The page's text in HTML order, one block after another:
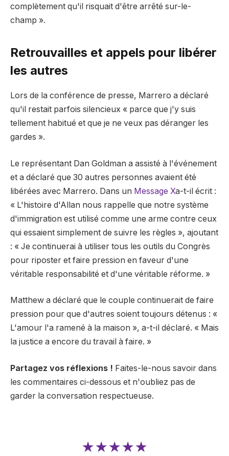
complètement qu'il risquait d'être arrêté sur-le-
champ ».
Retrouvailles et appels pour libérer
les autres
Lors de la conférence de presse, Marrero a déclaré
qu'il restait parfois silencieux « parce que j'y suis
tellement habitué et que je ne veux pas déranger les
gardes ».
Le représentant Dan Goldman a assisté à l'événement
et a déclaré que 30 autres personnes avaient été
libérées avec Marrero. Dans un Message Xa-t-il écrit :
« L'histoire d'Allan nous rappelle que notre système
d'immigration est utilisé comme une arme contre ceux
qui essaient simplement de suivre les règles », ajoutant
: « Je continuerai à utiliser tous les outils du Congrès
pour riposter et faire pression en faveur d'une
véritable responsabilité et d'une véritable réforme. »
Matthew a déclaré que le couple continuerait de faire
pression pour que d'autres soient toujours détenus : «
L'amour l'a ramené à la maison », a-t-il déclaré. « Mais
la justice a encore du travail à faire. »
Partagez vos réflexions ! Faites-le-nous savoir dans
les commentaires ci-dessous et n'oubliez pas de
garder la conversation respectueuse.
★★★★★